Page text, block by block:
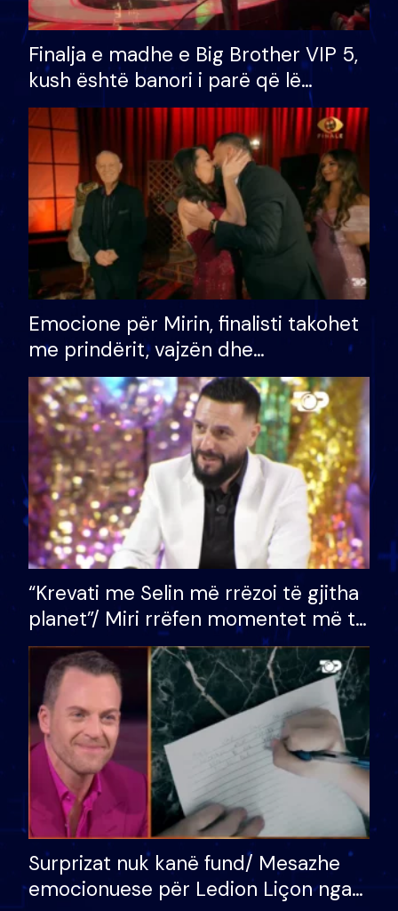
Finalja e madhe e Big Brother VIP 5,
kush është banori i parë që lë
shtëpinë dhe humb mundësinë për
të fituar çmimin e madh
Emocione për Mirin, finalisti takohet
me prindërit, vajzën dhe
bashkëshorten: S’kemi ndonjë letër
divorci apo jo?
“Krevati me Selin më rrëzoi të gjitha
planet”/ Miri rrëfen momentet më të
bukura në shtëpinë e BB VIP: Do më
mungojë zilja e mëngjesit kur…
Surprizat nuk kanë fund/ Mesazhe
emocionuese për Ledion Liçon nga